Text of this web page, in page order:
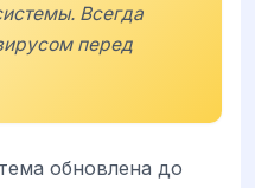
Всегда
перед
обновлена до